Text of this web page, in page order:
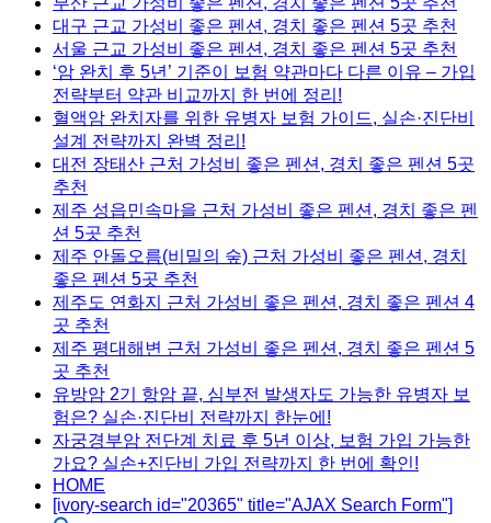
대구 근교 가성비 좋은 펜션, 경치 좋은 펜션 5곳 추천
서울 근교 가성비 좋은 펜션, 경치 좋은 펜션 5곳 추천
‘암 완치 후 5년’ 기준이 보험 약관마다 다른 이유 – 가입
전략부터 약관 비교까지 한 번에 정리!
혈액암 완치자를 위한 유병자 보험 가이드, 실손·진단비
설계 전략까지 완벽 정리!
대전 장태산 근처 가성비 좋은 펜션, 경치 좋은 펜션 5곳
추천
제주 성읍민속마을 근처 가성비 좋은 펜션, 경치 좋은 펜
션 5곳 추천
제주 안돌오름(비밀의 숲) 근처 가성비 좋은 펜션, 경치
좋은 펜션 5곳 추천
제주도 연화지 근처 가성비 좋은 펜션, 경치 좋은 펜션 4
곳 추천
제주 평대해변 근처 가성비 좋은 펜션, 경치 좋은 펜션 5
곳 추천
유방암 2기 항암 끝, 심부전 발생자도 가능한 유병자 보
험은? 실손·진단비 전략까지 한눈에!
자궁경부암 전단계 치료 후 5년 이상, 보험 가입 가능한
가요? 실손+진단비 가입 전략까지 한 번에 확인!
HOME
[ivory-search id="20365" title="AJAX Search Form"]